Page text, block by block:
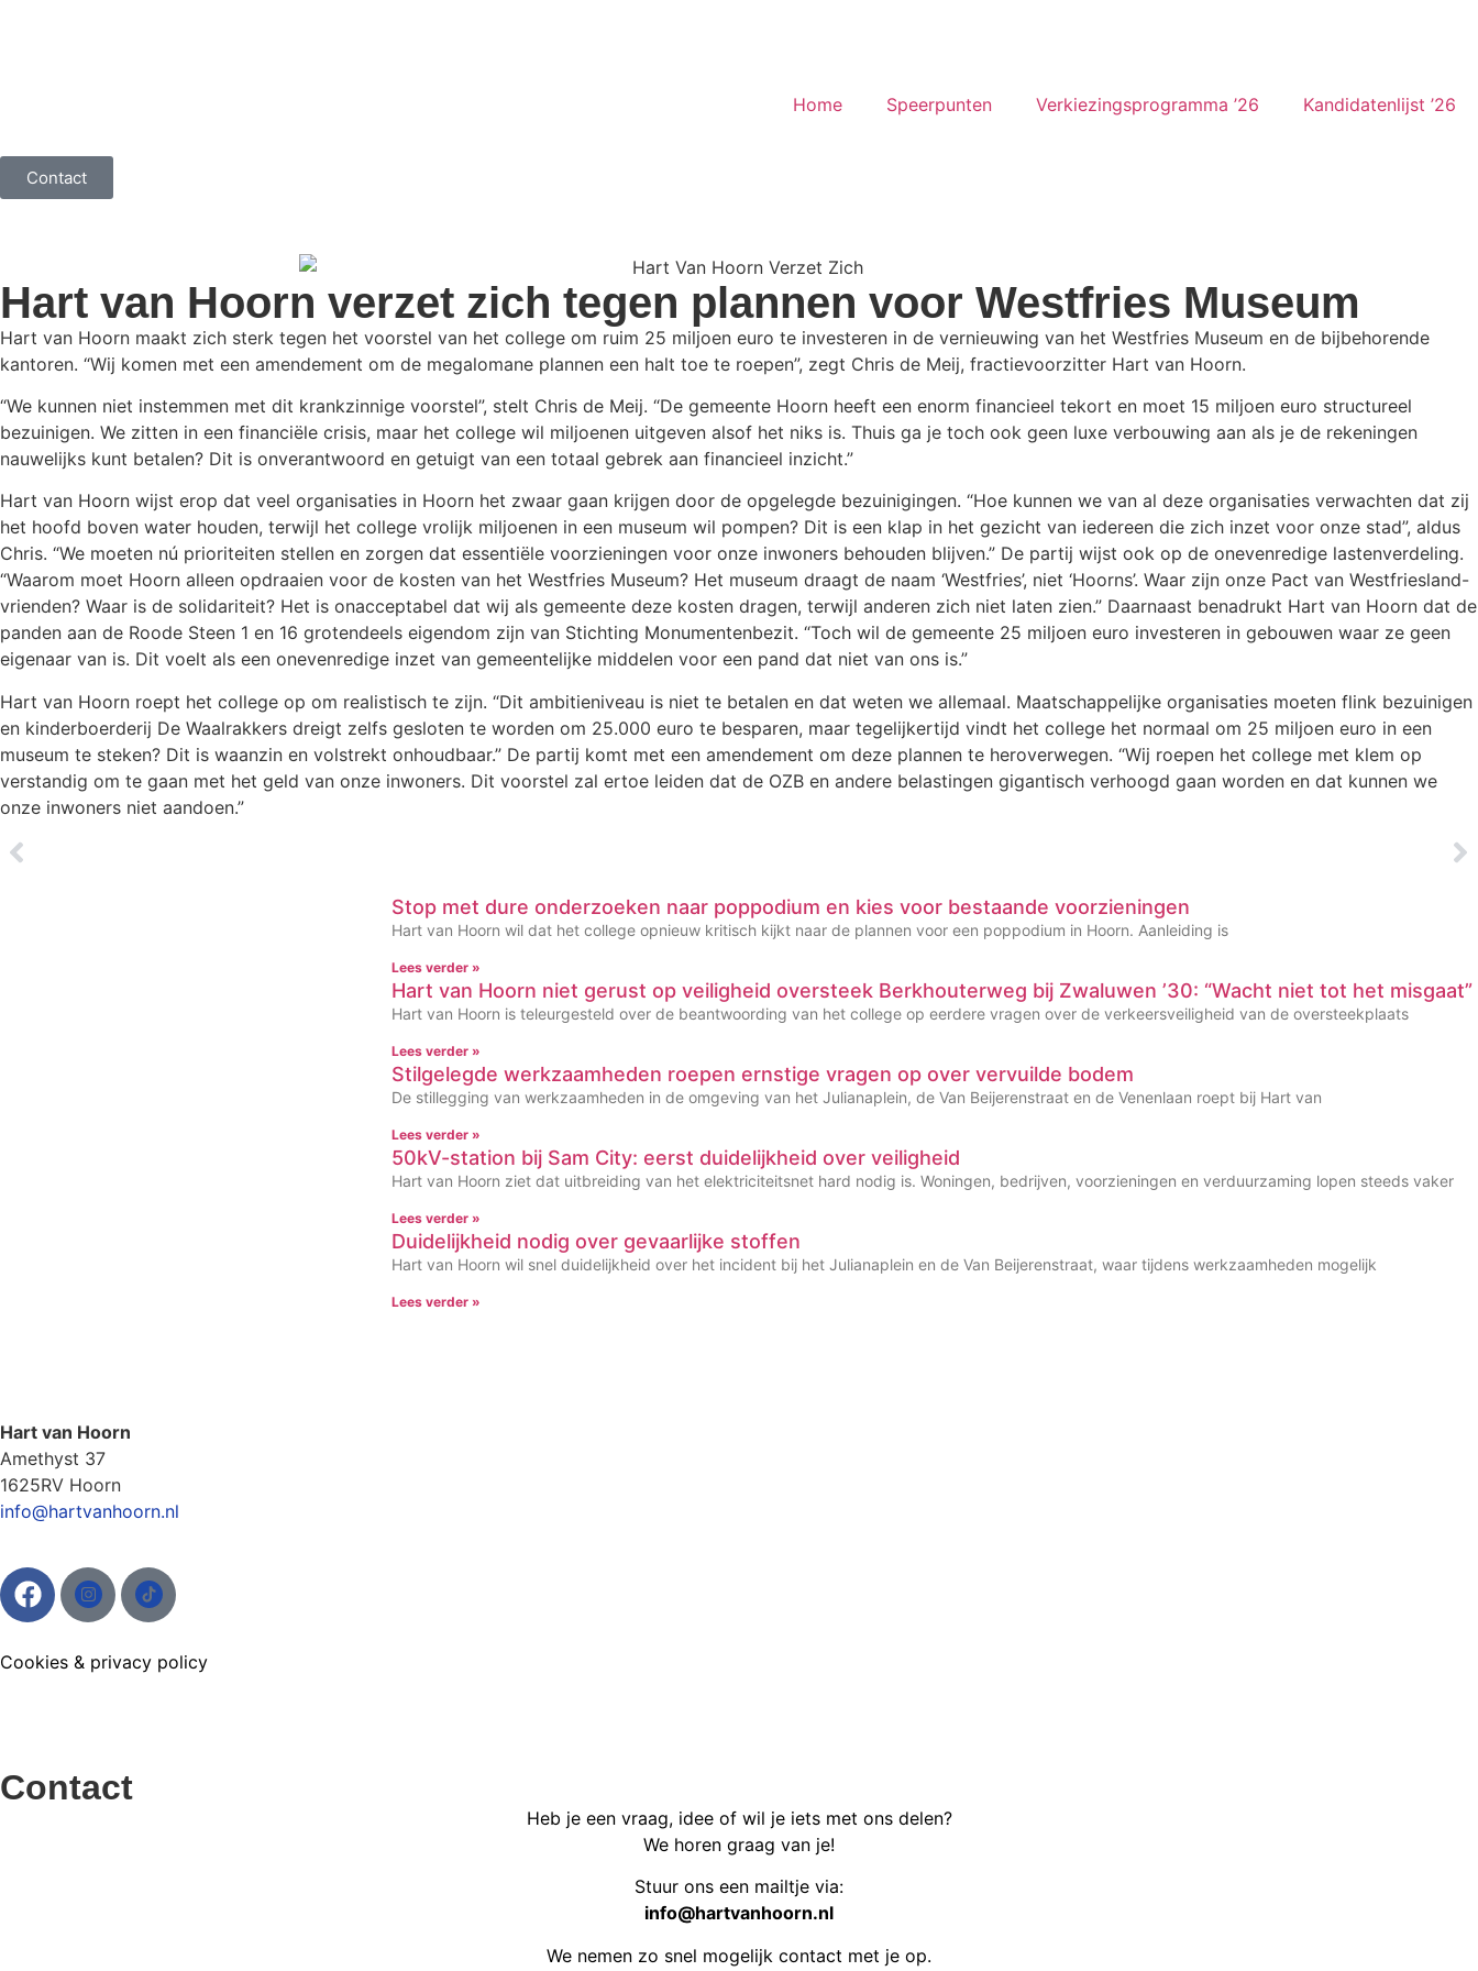
Home Speerpunten Verkiezingsprogramma ’26 Kandidatenlijst ’26
Contact
Hart van Hoorn verzet zich tegen plannen voor Westfries Museum
Hart van Hoorn maakt zich sterk tegen het voorstel van het college om ruim 25 miljoen euro te investeren in de vernieuwing van het Westfries Museum en de bijbehorende
kantoren. “Wij komen met een amendement om de megalomane plannen een halt toe te roepen”, zegt Chris de Meij, fractievoorzitter Hart van Hoorn.
“We kunnen niet instemmen met dit krankzinnige voorstel”, stelt Chris de Meij. “De gemeente Hoorn heeft een enorm financieel tekort en moet 15 miljoen euro structureel
bezuinigen. We zitten in een financiële crisis, maar het college wil miljoenen uitgeven alsof het niks is. Thuis ga je toch ook geen luxe verbouwing aan als je de rekeningen
nauwelijks kunt betalen? Dit is onverantwoord en getuigt van een totaal gebrek aan financieel inzicht.”
Hart van Hoorn wijst erop dat veel organisaties in Hoorn het zwaar gaan krijgen door de opgelegde bezuinigingen. “Hoe kunnen we van al deze organisaties verwachten dat zij
het hoofd boven water houden, terwijl het college vrolijk miljoenen in een museum wil pompen? Dit is een klap in het gezicht van iedereen die zich inzet voor onze stad”, aldus
Chris. “We moeten nú prioriteiten stellen en zorgen dat essentiële voorzieningen voor onze inwoners behouden blijven.” De partij wijst ook op de onevenredige lastenverdeling.
“Waarom moet Hoorn alleen opdraaien voor de kosten van het Westfries Museum? Het museum draagt de naam ‘Westfries’, niet ‘Hoorns’. Waar zijn onze Pact van Westfriesland-
vrienden? Waar is de solidariteit? Het is onacceptabel dat wij als gemeente deze kosten dragen, terwijl anderen zich niet laten zien.” Daarnaast benadrukt Hart van Hoorn dat de
panden aan de Roode Steen 1 en 16 grotendeels eigendom zijn van Stichting Monumentenbezit. “Toch wil de gemeente 25 miljoen euro investeren in gebouwen waar ze geen
eigenaar van is. Dit voelt als een onevenredige inzet van gemeentelijke middelen voor een pand dat niet van ons is.”
Hart van Hoorn roept het college op om realistisch te zijn. “Dit ambitieniveau is niet te betalen en dat weten we allemaal. Maatschappelijke organisaties moeten flink bezuinigen
en kinderboerderij De Waalrakkers dreigt zelfs gesloten te worden om 25.000 euro te besparen, maar tegelijkertijd vindt het college het normaal om 25 miljoen euro in een
museum te steken? Dit is waanzin en volstrekt onhoudbaar.” De partij komt met een amendement om deze plannen te heroverwegen. “Wij roepen het college met klem op
verstandig om te gaan met het geld van onze inwoners. Dit voorstel zal ertoe leiden dat de OZB en andere belastingen gigantisch verhoogd gaan worden en dat kunnen we
onze inwoners niet aandoen.”
Stop met dure onderzoeken naar poppodium en kies voor bestaande voorzieningen
Hart van Hoorn wil dat het college opnieuw kritisch kijkt naar de plannen voor een poppodium in Hoorn. Aanleiding is
Lees verder »
Hart van Hoorn niet gerust op veiligheid oversteek Berkhouterweg bij Zwaluwen ’30: “Wacht niet tot het misgaat”
Hart van Hoorn is teleurgesteld over de beantwoording van het college op eerdere vragen over de verkeersveiligheid van de oversteekplaats
Lees verder »
Stilgelegde werkzaamheden roepen ernstige vragen op over vervuilde bodem
De stillegging van werkzaamheden in de omgeving van het Julianaplein, de Van Beijerenstraat en de Venenlaan roept bij Hart van
Lees verder »
50kV-station bij Sam City: eerst duidelijkheid over veiligheid
Hart van Hoorn ziet dat uitbreiding van het elektriciteitsnet hard nodig is. Woningen, bedrijven, voorzieningen en verduurzaming lopen steeds vaker
Lees verder »
Duidelijkheid nodig over gevaarlijke stoffen
Hart van Hoorn wil snel duidelijkheid over het incident bij het Julianaplein en de Van Beijerenstraat, waar tijdens werkzaamheden mogelijk
Lees verder »
Hart van Hoorn
Amethyst 37
1625RV Hoorn
info@hartvanhoorn.nl
Cookies & privacy policy
Contact
Heb je een vraag, idee of wil je iets met ons delen?
We horen graag van je!
Stuur ons een mailtje via:
info@hartvanhoorn.nl
We nemen zo snel mogelijk contact met je op.